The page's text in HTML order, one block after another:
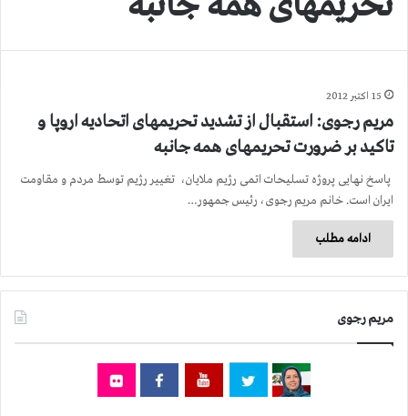
15 اکتبر 2012
مریم رجوی: استقبال از تشدید تحریمهای اتحادیه اروپا و
تاکید بر ضرورت تحریمهای همه جانبه
پاسخ نهایی پروژه تسلیحات اتمی رژیم ملایان، تغییر رژیم توسط مردم و مقاومت
ایران است. خانم مریم رجوی، رئیس جمهور…
ادامه مطلب
مریم رجوی